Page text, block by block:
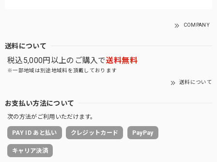
COMPANY
送料について
税込5,000円以上のご購入で送料無料
※一部地域は別途地域料を頂戴しております
送料について
お支払い方法について
次の方法がご利用いただけます。
PAY ID あと払い クレジットカード PayPay
キャリア決済